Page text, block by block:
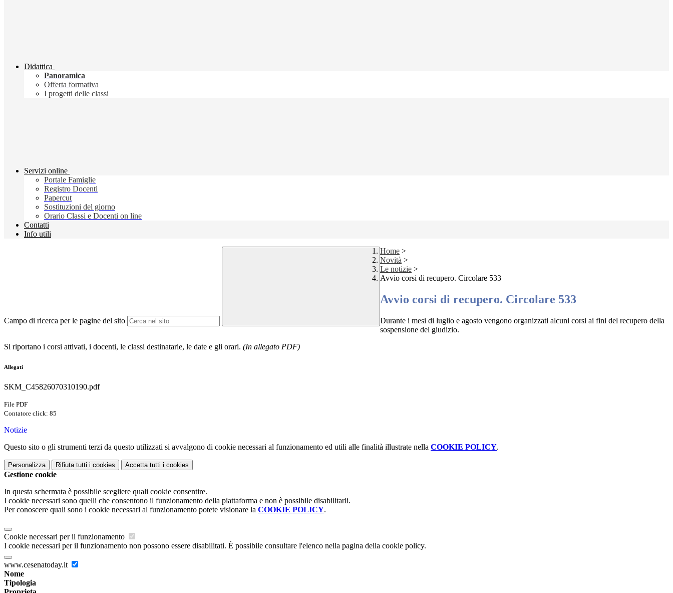
Didattica
Panoramica
Offerta formativa
I progetti delle classi
Servizi online
Portale Famiglie
Registro Docenti
Papercut
Sostituzioni del giorno
Orario Classi e Docenti on line
Contatti
Info utili
Campo di ricerca per le pagine del sito
Home >
Novità >
Le notizie >
Avvio corsi di recupero. Circolare 533
Avvio corsi di recupero. Circolare 533
Durante i mesi di luglio e agosto vengono organizzati alcuni corsi ai fini del recupero della
sospensione del giudizio.
Si riportano i corsi attivati, i docenti, le classi destinatarie, le date e gli orari. (In allegato PDF)
Allegati
SKM_C45826070310190.pdf
File PDF
Contatore click: 85
Notizie
Questo sito o gli strumenti terzi da questo utilizzati si avvalgono di cookie necessari al funzionamento ed utili alle finalità illustrate nella COOKIE POLICY.
Personalizza Rifiuta tutti i cookies Accetta tutti i cookies
Gestione cookie
In questa schermata è possibile scegliere quali cookie consentire.
I cookie necessari sono quelli che consentono il funzionamento della piattaforma e non è possibile disabilitarli.
Per conoscere quali sono i cookie necessari al funzionamento potete visionare la COOKIE POLICY.
Cookie necessari per il funzionamento
I cookie necessari per il funzionamento non possono essere disabilitati. È possibile consultare l'elenco nella pagina della cookie policy.
www.cesenatoday.it
Nome
Tipologia